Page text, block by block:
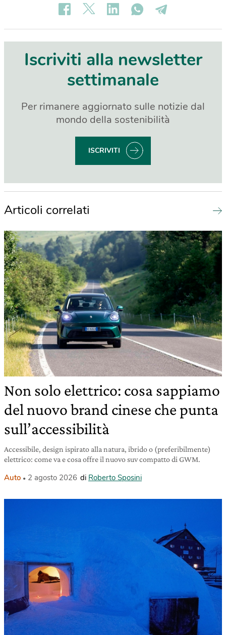
Iscriviti alla newsletter
settimanale
Per rimanere aggiornato sulle notizie dal
mondo della sostenibilità
ISCRIVITI
Articoli correlati
Non solo elettrico: cosa sappiamo
del nuovo brand cinese che punta
sull’accessibilità
Accessibile, design ispirato alla natura, ibrido o (preferibilmente)
elettrico: come va e cosa offre il nuovo suv compatto di GWM.
Auto 2 agosto 2026 di Roberto Sposini